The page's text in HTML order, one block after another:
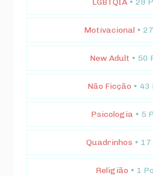
Motivacional •
New Adult • 50
Não Ficção • 43
Psicologia • 5
Quadrinhos •
Religião • 1